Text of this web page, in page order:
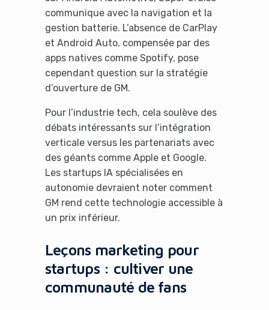
communique avec la navigation et la
gestion batterie. L’absence de CarPlay
et Android Auto, compensée par des
apps natives comme Spotify, pose
cependant question sur la stratégie
d’ouverture de GM.
Pour l’industrie tech, cela soulève des
débats intéressants sur l’intégration
verticale versus les partenariats avec
des géants comme Apple et Google.
Les startups IA spécialisées en
autonomie devraient noter comment
GM rend cette technologie accessible à
un prix inférieur.
Leçons marketing pour
startups : cultiver une
communauté de fans
No Thanks